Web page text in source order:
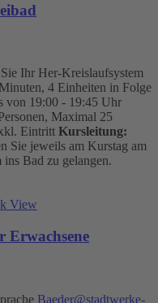
Ihr Her-Kreislaufsystem
4 Einheiten in Folge
von 19:00 - 19:45 Uhr
Maximal 25
Eintritt Kursleitung:
Sie jeweils am Kurstag am
Bad zu gelangen.
View
Erwachsene
Baeder@stadtwerke-